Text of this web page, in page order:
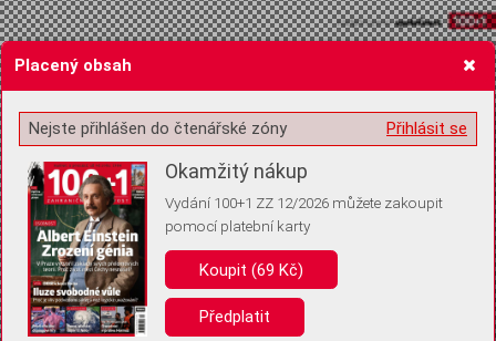
Žádost o souhlas s ukládáním volitelných informací
Pro základní fungování webu nepotřebujeme ukládat žádné informace
(tzv. cookies apod.). Rádi bychom vás ale požádali o souhlas s
uložením volitelných informací:
Anonymní unikátní ID
Placený obsah
Přihlásit se
Nejste přihlášen do čtenářské zóny
Okamžitý nákup
Vydání 100+1 ZZ 12/2026 můžete zakoupit
pomocí platební karty
Koupit (69 Kč)
Předplatit